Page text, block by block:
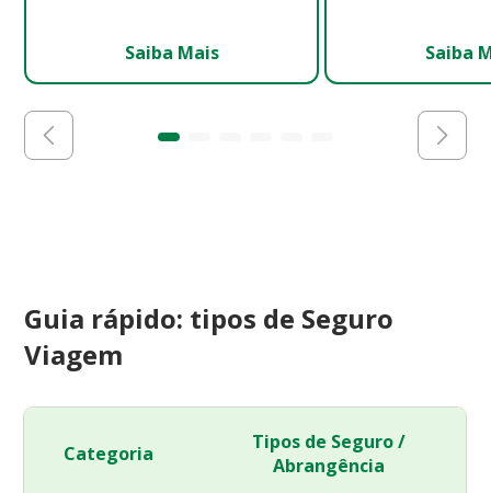
Saiba Mais Saiba
Guia rápido: tipos de Seguro
Viagem
Categoria
Tipos de Seguro /
Abrangência